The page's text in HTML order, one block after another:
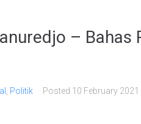
– Bahas
Politik Posted 10 February 2021